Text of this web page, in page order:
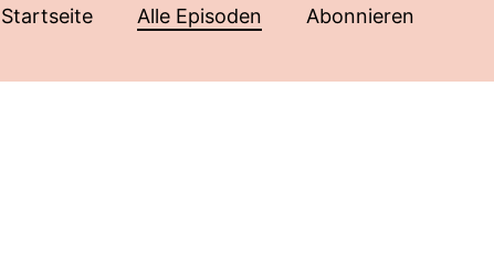
Startseite Alle Episoden Abonnieren